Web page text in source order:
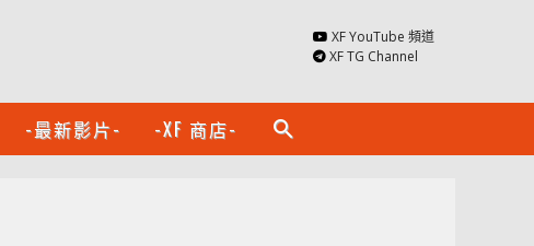
XF YouTube 頻道
XF TG Channel
-最新影片- -XF 商店- search